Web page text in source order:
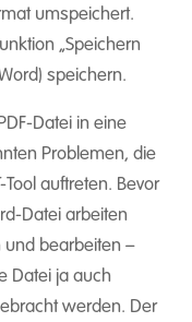
umspeichert.
„Speichern
speichern.
Datei in eine
Problemen, die
Tool auftreten. Bevor
Datei arbeiten
und bearbeiten –
Datei ja auch
werden. Der